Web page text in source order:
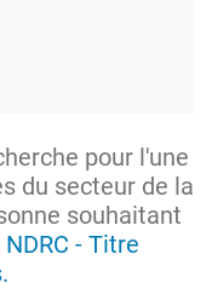
pour l'une
du secteur de la
souhaitant
NDRC - Titre